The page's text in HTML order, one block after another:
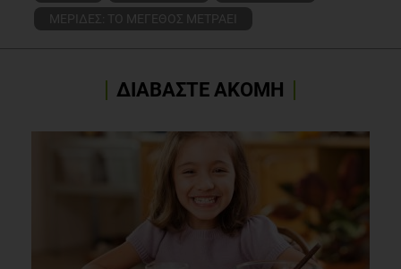
ΜΕΡΙΔΕΣ: ΤΟ ΜΕΓΕΘΟΣ ΜΕΤΡΑΕΙ
ΔΙΑΒΑΣΤΕ ΑΚΟΜΗ